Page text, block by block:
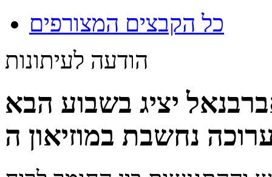
כל הקבצים המצורפים
הודעה לעיתונות
יציג בשבוע הבא